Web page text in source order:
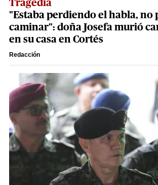
Tragedia
"Estaba perdiendo el habla, no
caminar": doña Josefa murió
en su casa en Cortés
Redacción